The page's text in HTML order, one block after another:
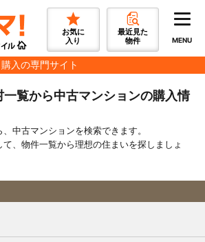
お気に
入り
最近見た
物件
MENU
入の専門サイト
覧から中古マンションの購入情
中古マンションを検索できます。
て、物件一覧から理想の住まいを探しましょ